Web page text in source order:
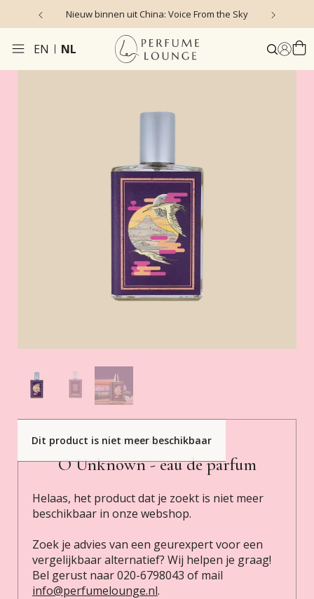
Nieuw binnen uit China: Voice From the Sky
EN NL
Dit product is niet meer beschikbaar
Imaginary Authors
O Unknown - eau de parfum
Helaas, het product dat je zoekt is niet meer
beschikbaar in onze webshop.
Zoek je advies van een geurexpert voor een
vergelijkbaar alternatief? Wij helpen je graag!
Bel gerust naar 020-6798043 of mail
info@perfumelounge.nl.